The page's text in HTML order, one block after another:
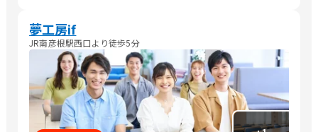
夢工房if
JR南彦根駅西口より徒歩5分